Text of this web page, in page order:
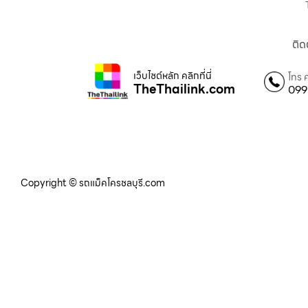
ติ
เว็บไซต์หลัก คลิกที่นี่
TheThailink.com
โทร
Copyright © รถแม็คโครชลบุรี.com